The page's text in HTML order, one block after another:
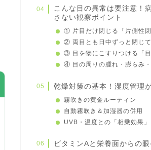
こんな目の異常は要注意！
さない観察ポイント
① 片目だけ閉じる「片側性閉
② 両目とも日中ずっと閉じ
③ 目を物にこすりつける「目
④ 目の周りの腫れ・膨らみ
乾燥対策の基本！湿度管理
霧吹きの黄金ルーティン
自動霧吹き＆加湿器の併用
UVB・温度との「相乗効果」
ビタミンAと栄養面からの眼